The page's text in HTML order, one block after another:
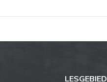
LESGEBIED